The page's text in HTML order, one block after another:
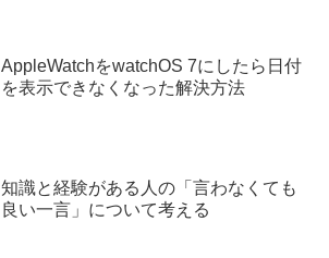
AppleWatchをwatchOS 7にしたら日付
を表示できなくなった解決方法
知識と経験がある人の「言わなくても
良い一言」について考える